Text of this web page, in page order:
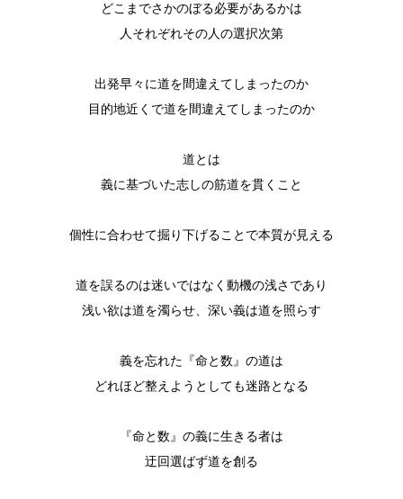
どこまでさかのぼる必要があるかは
人それぞれその人の選択次第
出発早々に道を間違えてしまったのか
目的地近くで道を間違えてしまったのか
道とは
義に基づいた志しの筋道を貫くこと
個性に合わせて掘り下げることで本質が見える
道を誤るのは迷いではなく動機の浅さであり
浅い欲は道を濁らせ、深い義は道を照らす
義を忘れた『命と数』の道は
どれほど整えようとしても迷路となる
『命と数』の義に生きる者は
迂回選ばず道を創る